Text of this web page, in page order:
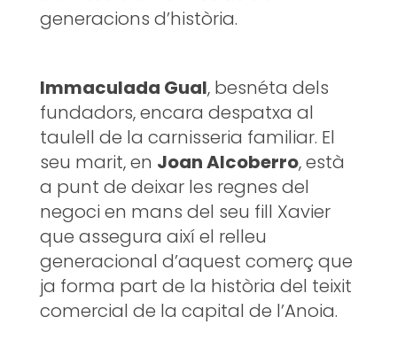
generacions d’història.
Immaculada Gual, besnéta dels
fundadors, encara despatxa al
taulell de la carnisseria familiar. El
seu marit, en Joan Alcoberro, està
a punt de deixar les regnes del
negoci en mans del seu fill Xavier
que assegura així el relleu
generacional d’aquest comerç que
ja forma part de la història del teixit
comercial de la capital de l’Anoia.